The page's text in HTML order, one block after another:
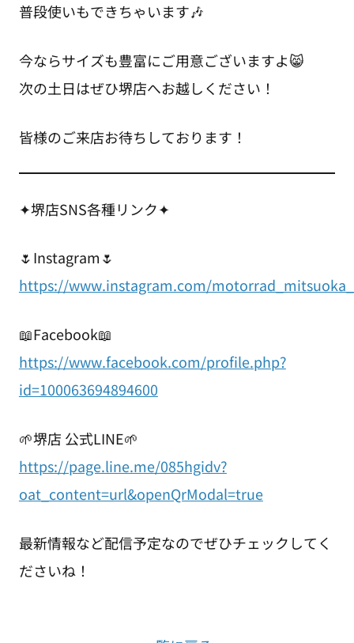
普段使いもできちゃいます🎶
今ならサイズも豊富にご用意ございますよ😸
次の土日はぜひ堺店へお越しください！
皆様のご来店お待ちしております！
✦堺店SNS各種リンク✦
🌷Instagram🌷
https://www.instagram.com/
📖Facebook📖
https://www.facebook.com/profile.php?
id=100063694894600
🌱堺店 公式LINE🌱
https://page.line.me/085hgidv?
oat_content=url&openQrModal=true
最新情報など配信予定なのでぜひチェックしてく
ださいね！